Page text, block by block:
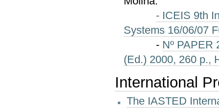
- ICEIS 9th
Systems 16/06/07
- Nº PAPER
(Ed.) 2000, 260 p.,
International
The IASTED